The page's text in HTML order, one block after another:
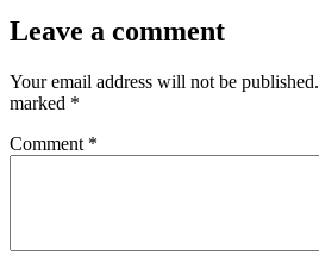
Leave a comment
Your email address will not be published.
marked *
Comment *